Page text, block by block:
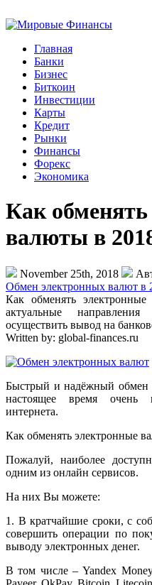
Главная
Банки
Бизнес
Биткоин
Инвестиции
Карты
Кредит
Рынки
Финансы
Форекс
Экономика
Как
валюты в
November 25th, 2018
Обмен электронных валют в
Как обменять
актуальные
осуществить вывод на
Written by: global-finances.ru
Быстрый и надёжный обмен
настоящее время очень
интернета.
Как обменять электронные
Пожалуй, наиболее
одним из онлайн сервисов.
На них Вы можете:
1. В кратчайшие сроки, с
совершить операции по
выводу электронных денег.
В том числе – Yandex